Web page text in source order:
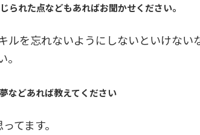
れた点などもあればお聞かせください。
を忘れないようにしないといけな
などあれば教えてください
てます。